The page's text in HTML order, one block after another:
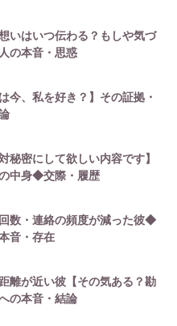
いはいつ伝わる？もしや気づ
の本音・思惑
今、私を好き？】その証拠・
秘密にして欲しい内容です】
中身◆交際・履歴
数・連絡の頻度が減った彼◆
音・存在
離が近い彼【その気ある？勘
の本音・結論